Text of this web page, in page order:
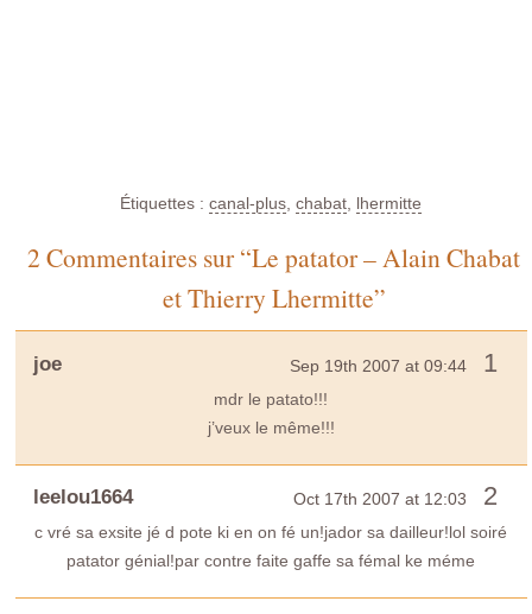
Étiquettes :canal-plus ,chabat lhermitte
2 Commentaires sur “Le patator – Alain Chabat
et Thierry Lhermitte”
joe Sep 19th 2007 at 09:44 1
mdr le patato!!!
j’veux le même!!!
leelou1664 Oct 17th 2007 at 12:03 2
c vré sa exsite jé d pote ki en on fé un!jador sa dailleur!lol soiré
patator génial!par contre faite gaffe sa fémal ke méme